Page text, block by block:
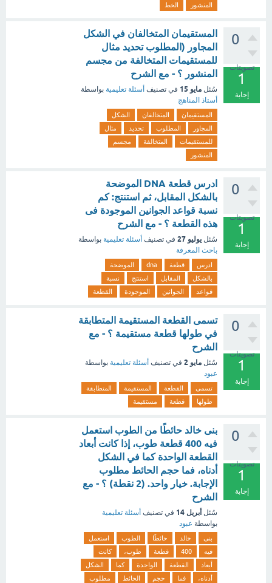
المنشور
الخط
0
تصويتات
1
إجابة
المستقيمان المتخالفان في الشكل
المجاور (المطلوب تحديد مثال
للمستقيمات المتخالفة من مجسم
المنشور ؟ - مع الشرح
سُئل مايو 15 في تصنيف أسئلة تعليمية بواسطة
أستاذ المناهج
المستقيمان المتخالفان
الشكل
المجاور
المطلوب تحديد
مثال
للمستقيمات
المتخالفة
مجسم
المنشور
0
تصويتات
1
إجابة
ادرس قطعة DNA الموضحة
بالشكل المقابل، ثم استنتج: كم
نسبة قواعد الجوانين الموجودة فى
هذه القطعة ؟ - مع الشرح
سُئل يوليو 27 في تصنيف أسئلة تعليمية بواسطة
باحث المعرفة
ادرس قطعة dna
الموضحة
بالشكل
المقابل استنتج
نسبة
قواعد
الجوانين الموجودة القطعة
0
تصويتات
1
إجابة
تسمى القطعة المستقيمة المتطابقة
في طولها قطعة مستقيمة ؟ - مع
الشرح
سُئل مايو 2 في تصنيف أسئلة تعليمية بواسطة
عبود
تسمى القطعة المستقيمة
المتطابقة
طولها
قطعة مستقيمة
0
تصويتات
1
إجابة
بنى خالد حائطًا من الطوب استعمل
فيه 400 قطعة طوب، إذا كانت أبعاد
القطعة الواحدة كما في الشكل
أدناه، فما حجم الحائط مطلوب
الإجابة. خيار واحد. (2 نقطة) ؟ - مع
الشرح
سُئل أبريل 14 في تصنيف أسئلة تعليمية
بواسطة عبود
بنى خالد حائطًا الطوب
استعمل
فيه
400 قطعة طوب،
كانت
أبعاد
القطعة الواحدة كما
الشكل
أدناه،
فما حجم الحائط مطلوب